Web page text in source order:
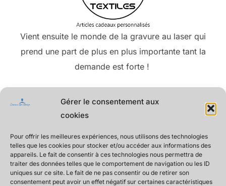
Gérer le consentement aux
cookies
Pour offrir les meilleures expériences, nous utilisons des technologies
telles que les cookies pour stocker et/ou accéder aux informations des
appareils. Le fait de consentir à ces technologies nous permettra de
traiter des données telles que le comportement de navigation ou les ID
uniques sur ce site. Le fait de ne pas consentir ou de retirer son
consentement peut avoir un effet négatif sur certaines caractéristiques
Vient ensuite le monde de la gravure au laser qui
prend une part de plus en plus importante tant la
demande est forte !
Pour notre activité gravure laser,
différentes techniques afin de rendre nos
créations uniques.
– Graveur Laser Co2